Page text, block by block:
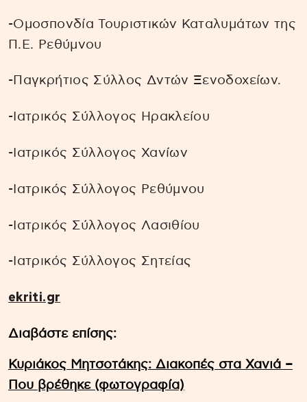
-Ομοσπονδία Τουριστικών Καταλυμάτων της
Π.Ε. Ρεθύμνου
-Παγκρήτιος Σύλλος Δντών Ξενοδοχείων.
-Ιατρικός Σύλλογος Ηρακλείου
-Ιατρικός Σύλλογος Χανίων
-Ιατρικός Σύλλογος Ρεθύμνου
-Ιατρικός Σύλλογος Λασιθίου
-Ιατρικός Σύλλογος Σητείας
ekriti.gr
Διαβάστε επίσης:
Κυριάκος Μητσοτάκης: Διακοπές στα Χανιά –
Που βρέθηκε (φωτογραφία)